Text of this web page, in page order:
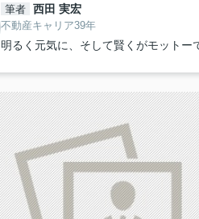
筆者 西田 実宏
不動産キャリア39年
明るく元気に、そして賢くがモットー